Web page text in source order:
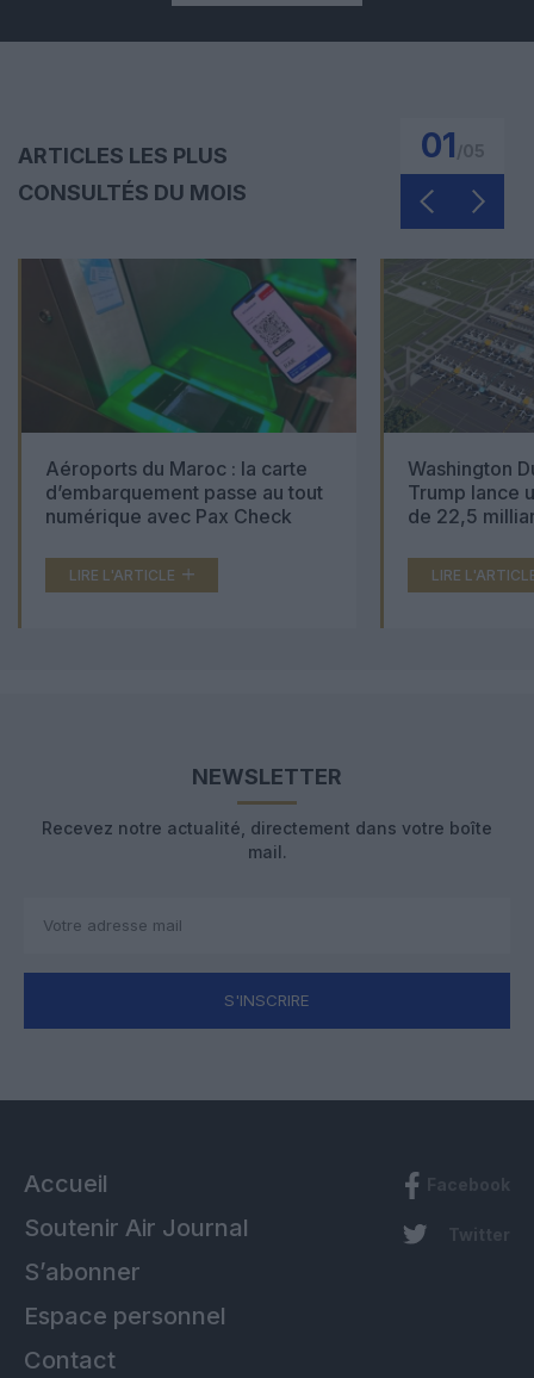
ARTICLES LES PLUS
CONSULTÉS DU MOIS
01
Aéroports du Maroc : la carte
d’embarquement passe au tout
numérique avec Pax Check
LIRE L'ARTICLE
Washington
Trump lance
de 22,5
LIRE
NEWSLETTER
Recevez notre actualité, directement dans votre boîte
mail.
S'INSCRIRE
Accueil
Soutenir Air Journal
S’abonner
Espace personnel
Contact